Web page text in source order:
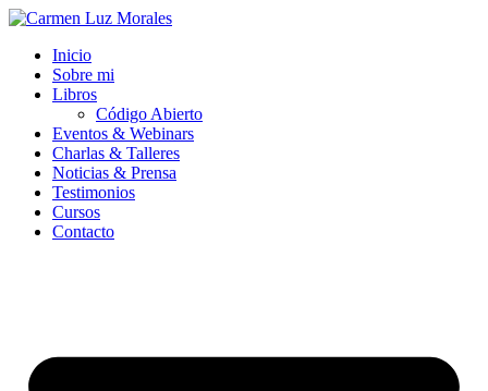
Ir
contenido
Inicio
Sobre mi
Libros
Código Abierto
Eventos & Webinars
Charlas & Talleres
Noticias & Prensa
Testimonios
Cursos
Contacto